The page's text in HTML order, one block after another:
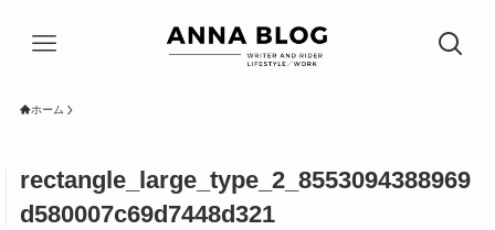
ホーム
rectangle_large_type_2_8553094388969
d580007c69d7448d321